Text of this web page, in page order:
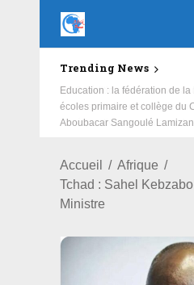
Trending News
Education : la fédération de
écoles primaire et collège du
Aboubacar Sangoulé
Accueil
Afrique
Tchad : Sahel
Ministre